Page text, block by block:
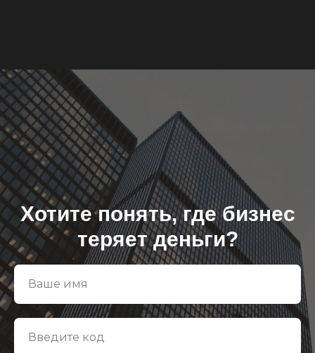
Хотите понять, где бизнес
теряет деньги?
Ваше имя
Введите код